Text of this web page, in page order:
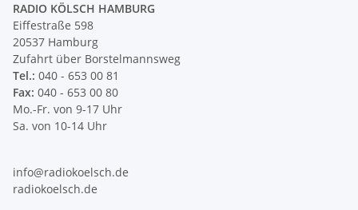
RADIO KÖLSCH HAMBURG
Eiffestraße 598
20537 Hamburg
Zufahrt über Borstelmannsweg
Tel.: 040 - 653 00 81
Fax: 040 - 653 00 80
Mo.-Fr. von 9-17 Uhr
Sa. von 10-14 Uhr
info@radiokoelsch.de
radiokoelsch.de